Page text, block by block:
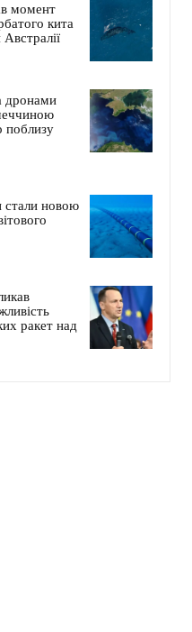
момент
кита
дронами
поблизу
стали новою
ракет над